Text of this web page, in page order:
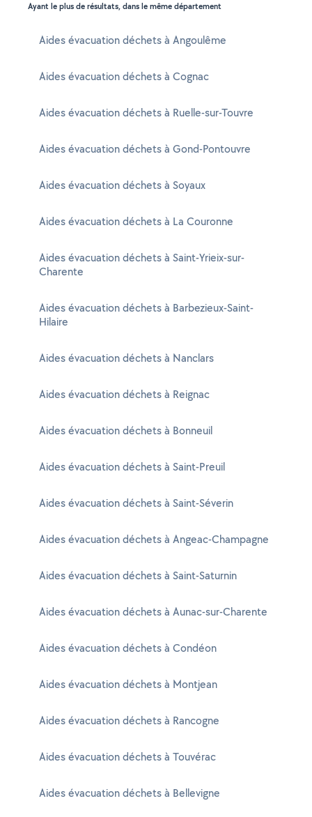
Ayant le plus de résultats, dans le même département
Aides évacuation déchets à Angoulême
Aides évacuation déchets à Cognac
Aides évacuation déchets à Ruelle-sur-Touvre
Aides évacuation déchets à Gond-Pontouvre
Aides évacuation déchets à Soyaux
Aides évacuation déchets à La Couronne
Aides évacuation déchets à Saint-Yrieix-sur-
Charente
Aides évacuation déchets à Barbezieux-Saint-
Hilaire
Aides évacuation déchets à Nanclars
Aides évacuation déchets à Reignac
Aides évacuation déchets à Bonneuil
Aides évacuation déchets à Saint-Preuil
Aides évacuation déchets à Saint-Séverin
Aides évacuation déchets à Angeac-Champagne
Aides évacuation déchets à Saint-Saturnin
Aides évacuation déchets à Aunac-sur-Charente
Aides évacuation déchets à Condéon
Aides évacuation déchets à Montjean
Aides évacuation déchets à Rancogne
Aides évacuation déchets à Touvérac
Aides évacuation déchets à Bellevigne